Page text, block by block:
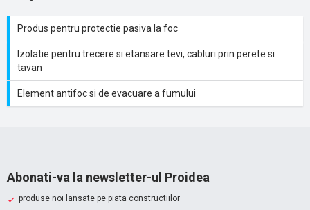
Produs pentru protectie pasiva la foc
Izolatie pentru trecere si etansare tevi, cabluri prin perete si
tavan
Element antifoc si de evacuare a fumului
Abonati-va la newsletter-ul Proidea
produse noi lansate pe piata constructiilor